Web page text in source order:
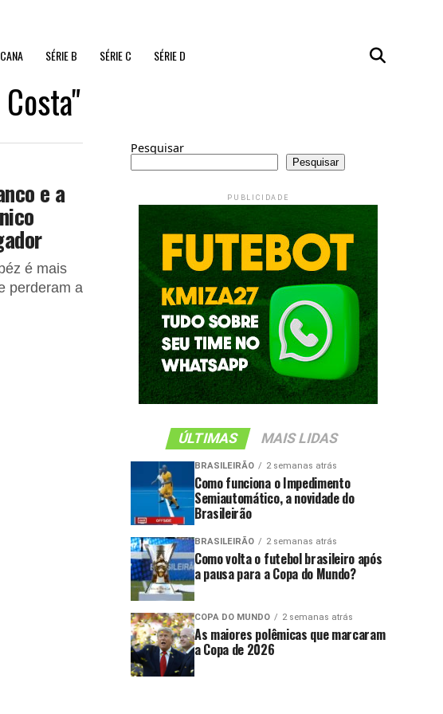
SÉRIE B SÉRIE C SÉRIE D
e a
é mais
perderam a
Pesquisar
Pesquisar
PUBLICIDADE
ÚLTIMAS MAIS LIDAS
BRASILEIRÃO 2 semanas atrás
Como funciona o Impedimento
Semiautomático, a novidade do
Brasileirão
BRASILEIRÃO 2 semanas atrás
Como volta o futebol brasileiro após
a pausa para a Copa do Mundo?
COPA DO MUNDO 2 semanas atrás
As maiores polêmicas que marcaram
a Copa de 2026